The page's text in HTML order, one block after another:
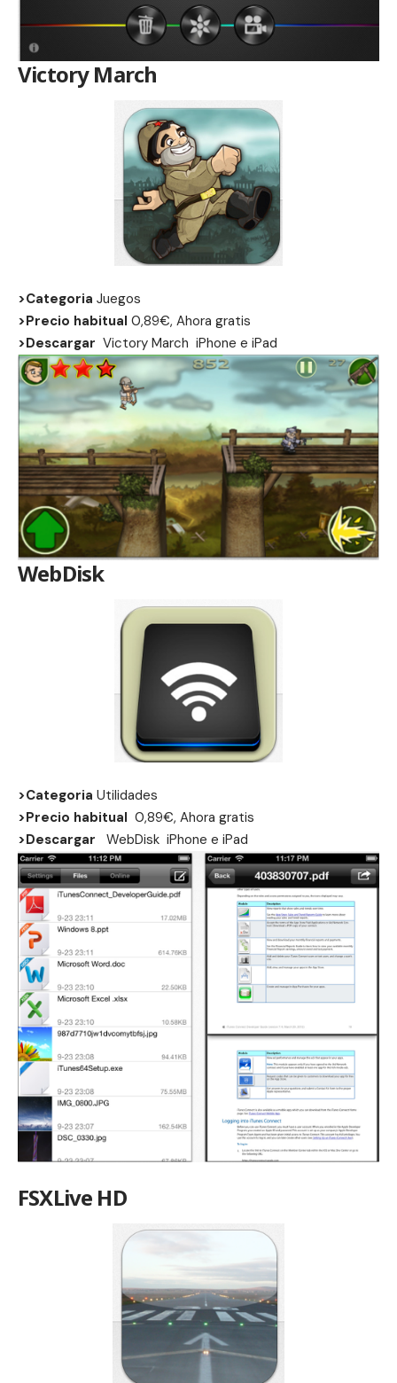
Victory March
>Categoria Juegos
>Precio habitual 0,89€, Ahora gratis
>Descargar Victory March iPhone e iPad
WebDisk
>Categoria Utilidades
>Precio habitual 0,89€, Ahora gratis
>Descargar
WebDisk iPhone e iPad
FSXLive HD